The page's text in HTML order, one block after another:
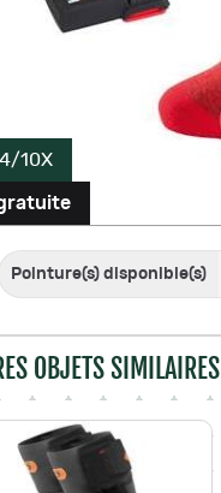
10X
Pointure(s) disponible(s)
OBJETS SIMILAIRES